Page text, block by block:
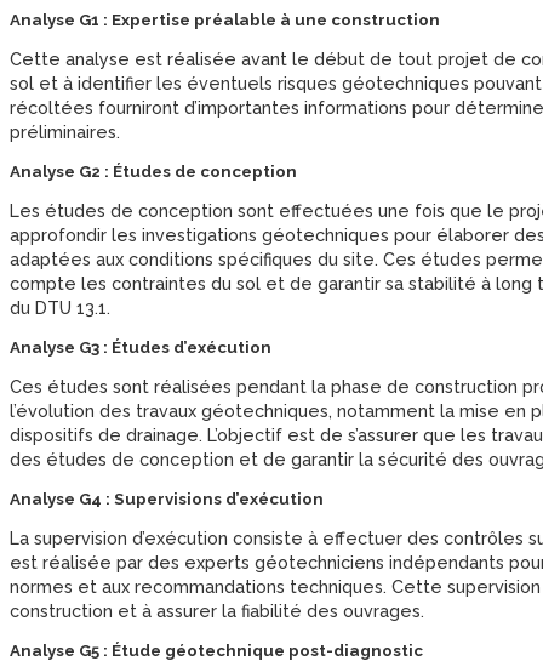
Analyse G1 : Expertise préalable à une construction
Cette analyse est réalisée avant le début de tout projet de
sol et à identifier les éventuels risques géotechniques
récoltées fourniront d’importantes informations pour
préliminaires.
Analyse G2 : Études de conception
Les études de conception sont effectuées une fois que le
approfondir les investigations géotechniques pour élaborer
adaptées aux conditions spécifiques du site. Ces études
compte les contraintes du sol et de garantir sa stabilité à
du DTU 13.1.
Analyse G3 : Études d’exécution
Ces études sont réalisées pendant la phase de construction
l’évolution des travaux géotechniques, notamment la mise
dispositifs de drainage. L’objectif est de s’assurer que les
des études de conception et de garantir la sécurité des
Analyse G4 : Supervisions d’exécution
La supervision d’exécution consiste à effectuer des contrôles
est réalisée par des experts géotechniciens indépendants
normes et aux recommandations techniques. Cette
construction et à assurer la fiabilité des ouvrages.
Analyse G5 : Étude géotechnique post-diagnostic